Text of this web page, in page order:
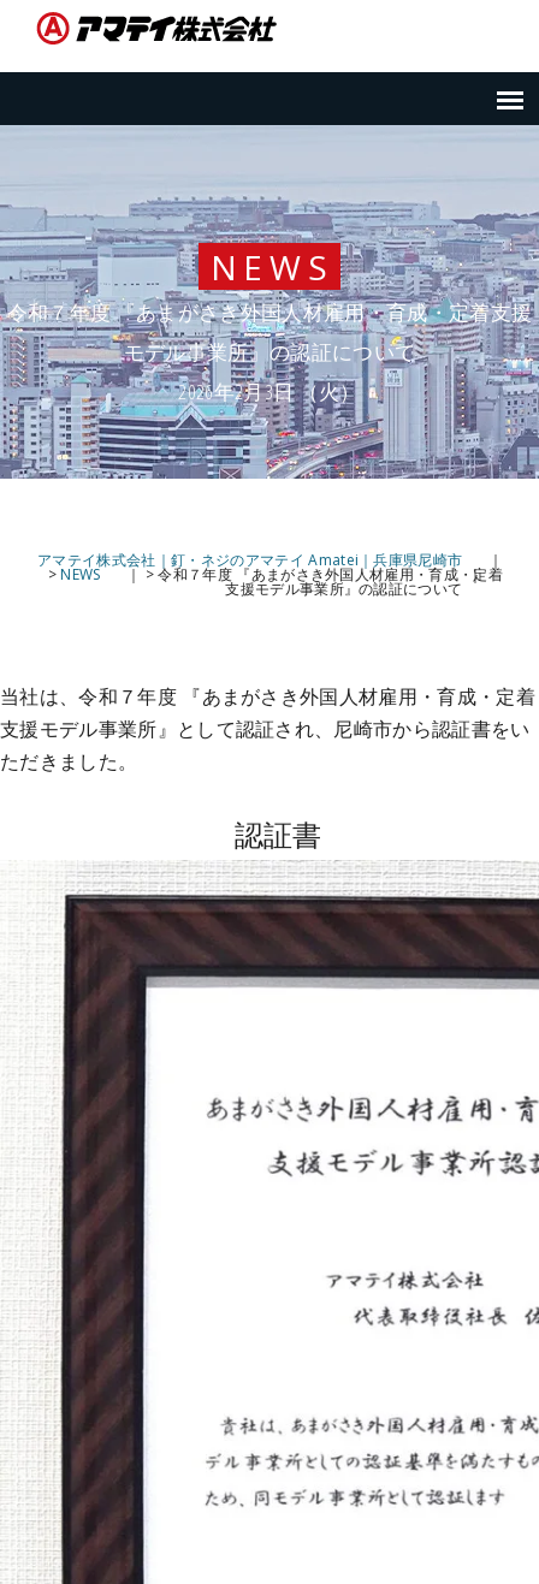
NEWS
令和７年度 『あまがさき外国人材雇用・育成・定着支援
モデル事業所』の認証について
2026年2月3日 （火）
アマテイ株式会社｜釘・ネジのアマテイ Amatei｜兵庫県尼崎市
> NEWS >令和７年度 『あまがさき外国人材雇用・育成・定着
支援モデル事業所』の認証について
当社は、令和７年度 『あまがさき外国人材雇用・育成・定着
支援モデル事業所』として認証され、尼崎市から認証書をい
ただきました。
認証書